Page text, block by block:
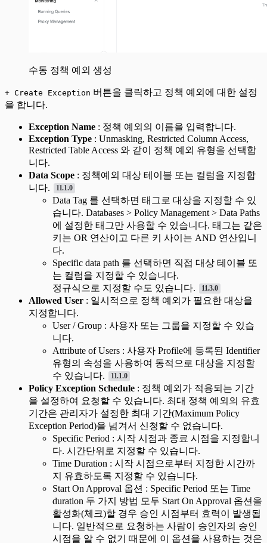
수동 정책 예외 생성
+ Create Exception 버튼을 클릭하고 정책 예외에 대한 설정
을 합니다.
Exception Name : 정책 예외의 이름을 입력합니다.
Exception Type : Unmasking, Restricted Column Access,
Restricted Table Access 와 같이 정책 예외 유형을 선택합
니다.
Data Scope : 정책예외 대상 테이블 또는 컬럼을 지정합
니다.
11.1.0
Data Tag 를 선택하면 태그로 대상을 지정할 수 있
습니다. Databases > Policy Management > Data Paths
에 설정한 태그만 사용할 수 있습니다. 태그는 같은
키는 OR 연산이고 다른 키 사이는 AND 연산입니
다.
Specific data path 를 선택하면 직접 대상 테이블 또
는 컬럼을 지정할 수 있습니다.
정규식으로 지정할 수도 있습니다.
11.3.0
Allowed User : 일시적으로 정책 예외가 필요한 대상을
지정합니다.
User / Group : 사용자 또는 그룹을 지정할 수 있습
니다.
Attribute of Users : 사용자 Profile에 등록된 Identifier
유형의 속성을 사용하여 동적으로 대상을 지정할
수 있습니다.
11.1.0
Policy Exception Schedule : 정책 예외가 적용되는 기간
을 설정하여 요청할 수 있습니다. 최대 정책 예외의 유효
기간은 관리자가 설정한 최대 기간(Maximum Policy
Exception Period)을 넘겨서 신청할 수 없습니다.
Specific Period : 시작 시점과 종료 시점을 지정합니
다. 시간단위로 지정할 수 있습니다.
Time Duration : 시작 시점으로부터 지정한 시간까
지 유효하도록 지정할 수 있습니다.
Start On Approval 옵션 : Specific Period 또는 Time
duration 두 가지 방법 모두 Start On Approval 옵션을
활성화(체크)할 경우 승인 시점부터 효력이 발생됩
니다. 일반적으로 요청하는 사람이 승인자의 승인
시점을 알 수 없기 때문에 이 옵션을 사용하는 것은